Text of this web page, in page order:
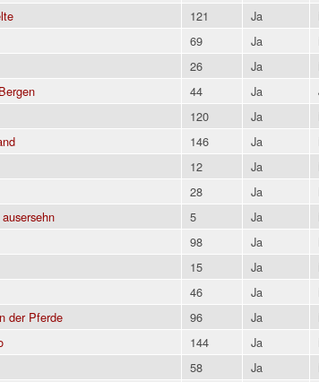
121 Ja
69 Ja
26 Ja
44 Ja
120 Ja
146 Ja
12 Ja
28 Ja
5 Ja
98 Ja
15 Ja
46 Ja
der Pferde
96 Ja
144 Ja
58 Ja